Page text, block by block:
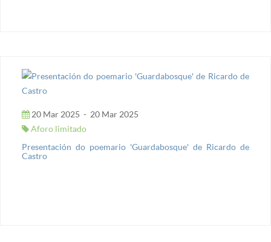
20 Mar 2025 - 20 Mar 2025
Aforo limitado
Presentación do poemario 'Guardabosque' de Ricardo de
Castro